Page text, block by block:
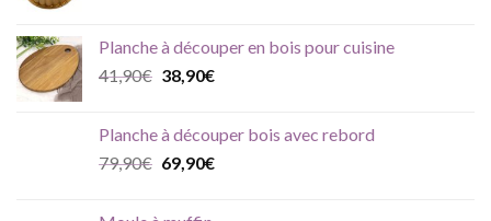
était :
39,90€.
est :
33,90€.
Planche à découper en bois pour cuisine
41,90€ Le
était :
41,90€.
38,90€Le
est :
38,90€.
Planche à découper bois avec rebord
79,90€ Le
69,90€Le